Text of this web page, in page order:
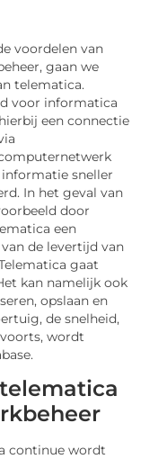
voordelen van
gaan we
telematica.
voor informatica
een connectie
sneller
In het geval van
door
een
de levertijd van
gaat
kan namelijk ook
opslaan en
de snelheid,
wordt
continue wordt